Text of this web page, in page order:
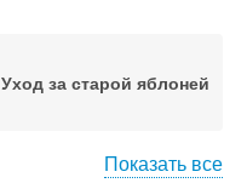
Уход за старой яблоней
Показать все